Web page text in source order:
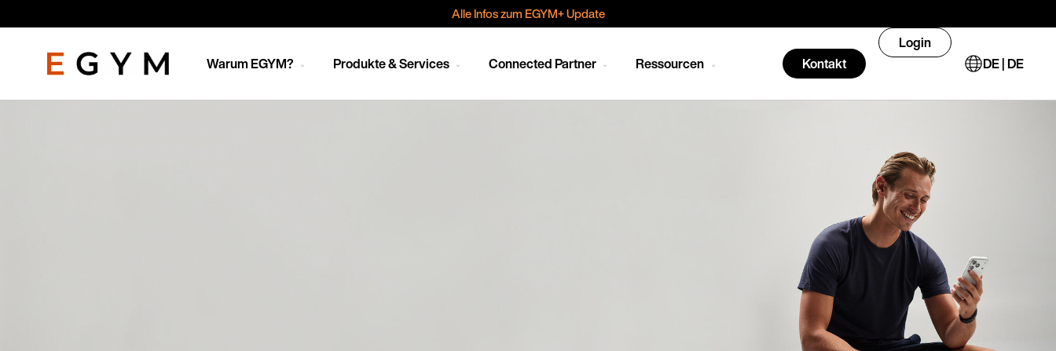
Inhalt
Alle Infos zum EGYM+ Update
Warum EGYM? Produkte & Services Connected Partner Ressourcen Kontakt
Login
DE | DE